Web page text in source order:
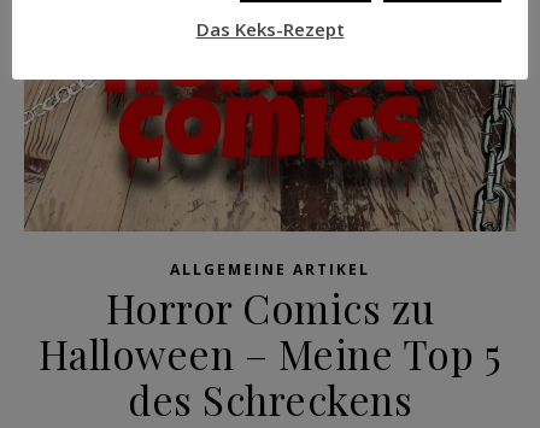
ALLGEMEINE ARTIKEL
Horror Comics zu
Halloween – Meine Top 5
des Schreckens
Das Keks-Rezept